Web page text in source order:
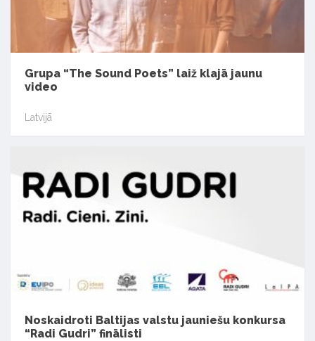
Grupa “The Sound Poets” laiž klajā jaunu
video
Latvijā
Noskaidroti Baltijas valstu jauniešu konkursa
“Radi Gudri” finālisti